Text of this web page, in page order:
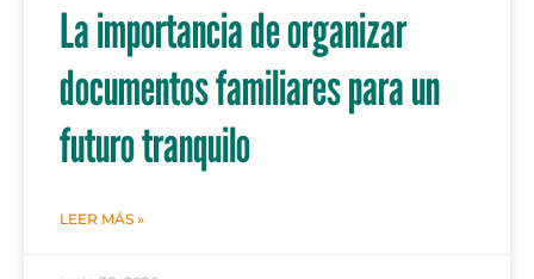
La importancia de organizar
documentos familiares para un
futuro tranquilo
LEER MÁS »